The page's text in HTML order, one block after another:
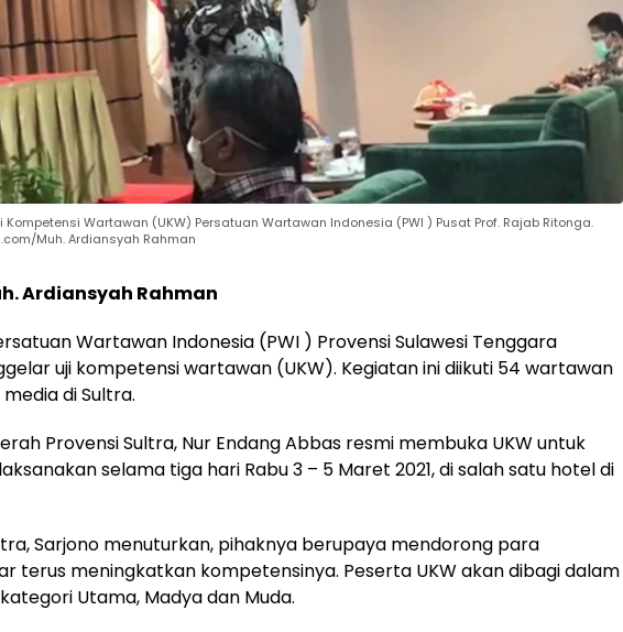
Kompetensi Wartawan (UKW) Persatuan Wartawan Indonesia (PWI ) Pusat Prof. Rajab Ritonga.
Muh. Ardiansyah Rahman
Ardiansyah Rahman
Wartawan Indonesia (PWI ) Provensi Sulawesi Tenggara
uji kompetensi wartawan (UKW). Kegiatan ini diikuti 54 wartawan
di Sultra.
Provensi Sultra, Nur Endang Abbas resmi membuka UKW untuk
selama tiga hari Rabu 3 – 5 Maret 2021, di salah satu hotel di
Sarjono menuturkan, pihaknya berupaya mendorong para
terus meningkatkan kompetensinya. Peserta UKW akan dibagi dalam
Utama, Madya dan Muda.